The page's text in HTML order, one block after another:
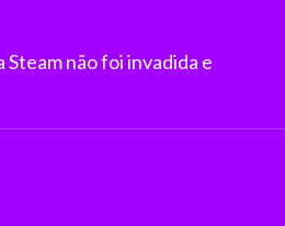
não foi invadida e